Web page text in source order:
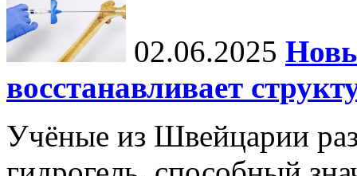
02.06.2025
восстанавливает
Учёные из Швейцарии